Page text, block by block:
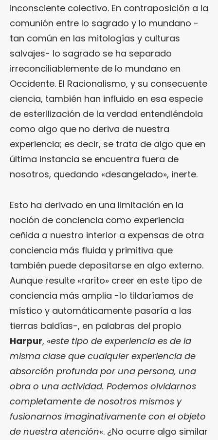
inconsciente colectivo. En contraposición a la
comunión entre lo sagrado y lo mundano -
tan común en las mitologías y culturas
salvajes- lo sagrado se ha separado
irreconciliablemente de lo mundano en
Occidente. El Racionalismo, y su consecuente
ciencia, también han influido en esa especie
de esterilización de la verdad entendiéndola
como algo que no deriva de nuestra
experiencia; es decir, se trata de algo que en
última instancia se encuentra fuera de
nosotros, quedando «desangelado», inerte.
Esto ha derivado en una limitación en la
noción de conciencia como experiencia
ceñida a nuestro interior a expensas de otra
conciencia más fluida y primitiva que
también puede depositarse en algo externo.
Aunque resulte «rarito» creer en este tipo de
conciencia más amplia -lo tildaríamos de
místico y automáticamente pasaría a las
tierras baldías-, en palabras del propio
Harpur, «este tipo de experiencia es de la
misma clase que cualquier experiencia de
absorción profunda por una persona, una
obra o una actividad. Podemos olvidarnos
completamente de nosotros mismos y
fusionarnos imaginativamente con el objeto
de nuestra atención«. ¿No ocurre algo similar